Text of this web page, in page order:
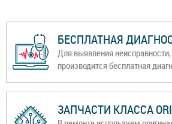
БЕСПЛАТНАЯ
Для выявления
производится бесплатная
ЗАПЧАСТИ КЛАССА